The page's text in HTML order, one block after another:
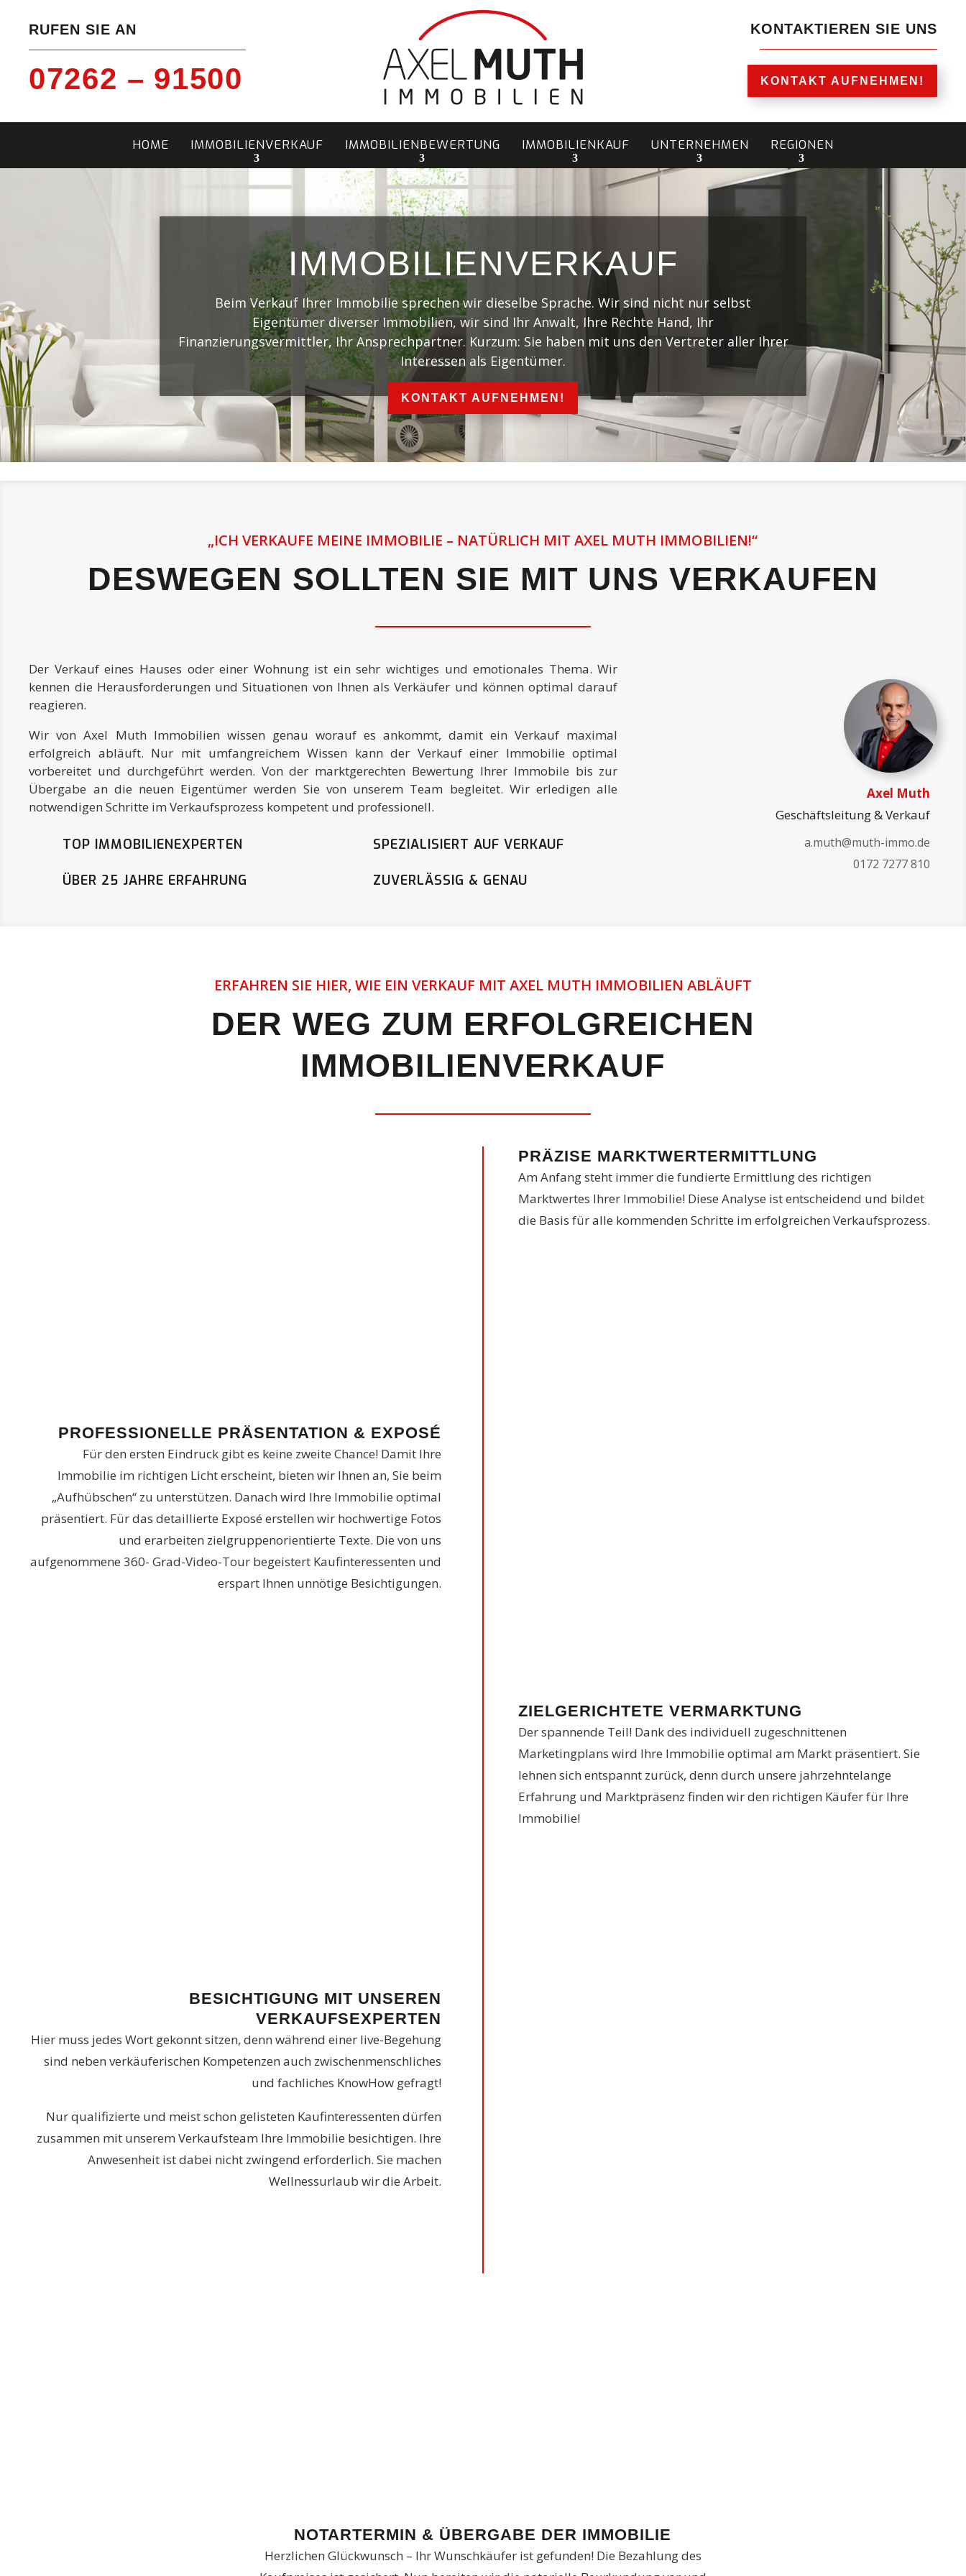
RUFEN SIE AN
07262 – 91500
KONTAKTIEREN SIE UNS
KONTAKT AUFNEHMEN!
HOME IMMOBILIENVERKAUF IMMOBILIENBEWERTUNG IMMOBILIENKAUF UNTERNEHMEN REGIONEN
IMMOBILIENVERKAUF
Beim Verkauf Ihrer Immobilie sprechen wir dieselbe Sprache. Wir sind nicht nur selbst
Eigentümer diverser Immobilien, wir sind Ihr Anwalt, Ihre Rechte Hand, Ihr
Finanzierungsvermittler, Ihr Ansprechpartner. Kurzum: Sie haben mit uns den Vertreter aller Ihrer
Interessen als Eigentümer.
KONTAKT AUFNEHMEN!
„ICH VERKAUFE MEINE IMMOBILIE – NATÜRLICH MIT AXEL MUTH IMMOBILIEN!“
DESWEGEN SOLLTEN SIE MIT UNS VERKAUFEN
Der Verkauf eines Hauses oder einer Wohnung ist ein sehr wichtiges und emotionales Thema. Wir
kennen die Herausforderungen und Situationen von Ihnen als Verkäufer und können optimal darauf
reagieren.
Wir von Axel Muth Immobilien wissen genau worauf es ankommt, damit ein Verkauf maximal
erfolgreich abläuft. Nur mit umfangreichem Wissen kann der Verkauf einer Immobilie optimal
vorbereitet und durchgeführt werden. Von der marktgerechten Bewertung Ihrer Immobile bis zur
Übergabe an die neuen Eigentümer werden Sie von unserem Team begleitet. Wir erledigen alle
notwendigen Schritte im Verkaufsprozess kompetent und professionell.
TOP IMMOBILIENEXPERTEN
ÜBER 25 JAHRE ERFAHRUNG
SPEZIALISIERT AUF VERKAUF
ZUVERLÄSSIG & GENAU
Axel Muth
Geschäftsleitung & Verkauf
a.muth@muth-immo.de
0172 7277 810
ERFAHREN SIE HIER, WIE EIN VERKAUF MIT AXEL MUTH IMMOBILIEN ABLÄUFT
DER WEG ZUM ERFOLGREICHEN
IMMOBILIENVERKAUF
PRÄZISE MARKTWERTERMITTLUNG
Am Anfang steht immer die fundierte Ermittlung des richtigen
Marktwertes Ihrer Immobilie! Diese Analyse ist entscheidend und bildet
die Basis für alle kommenden Schritte im erfolgreichen Verkaufsprozess.
PROFESSIONELLE PRÄSENTATION & EXPOSÉ
Für den ersten Eindruck gibt es keine zweite Chance! Damit Ihre
Immobilie im richtigen Licht erscheint, bieten wir Ihnen an, Sie beim
„Aufhübschen“ zu unterstützen. Danach wird Ihre Immobilie optimal
präsentiert. Für das detaillierte Exposé erstellen wir hochwertige Fotos
und erarbeiten zielgruppenorientierte Texte. Die von uns
aufgenommene 360- Grad-Video-Tour begeistert Kaufinteressenten und
erspart Ihnen unnötige Besichtigungen.
ZIELGERICHTETE VERMARKTUNG
Der spannende Teil! Dank des individuell zugeschnittenen
Marketingplans wird Ihre Immobilie optimal am Markt präsentiert. Sie
lehnen sich entspannt zurück, denn durch unsere jahrzehntelange
Erfahrung und Marktpräsenz finden wir den richtigen Käufer für Ihre
Immobilie!
BESICHTIGUNG MIT UNSEREN
VERKAUFSEXPERTEN
Hier muss jedes Wort gekonnt sitzen, denn während einer live-Begehung
sind neben verkäuferischen Kompetenzen auch zwischenmenschliches
und fachliches KnowHow gefragt!
Nur qualifizierte und meist schon gelisteten Kaufinteressenten dürfen
zusammen mit unserem Verkaufsteam Ihre Immobilie besichtigen. Ihre
Anwesenheit ist dabei nicht zwingend erforderlich. Sie machen
Wellnessurlaub wir die Arbeit.
NOTARTERMIN & ÜBERGABE DER IMMOBILIE
Herzlichen Glückwunsch – Ihr Wunschkäufer ist gefunden! Die Bezahlung des